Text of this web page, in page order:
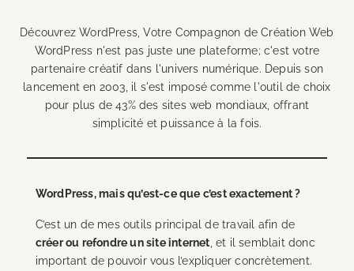
Découvrez WordPress, Votre Compagnon de Création Web
WordPress n'est pas juste une plateforme; c'est votre
partenaire créatif dans l'univers numérique. Depuis son
lancement en 2003, il s'est imposé comme l'outil de choix
pour plus de 43% des sites web mondiaux, offrant
simplicité et puissance à la fois.
WordPress, mais qu’est-ce que c’est exactement ?
C’est un de mes outils principal de travail afin de
créer ou refondre un site internet , et il semblait donc
important de pouvoir vous l’expliquer concrètement.